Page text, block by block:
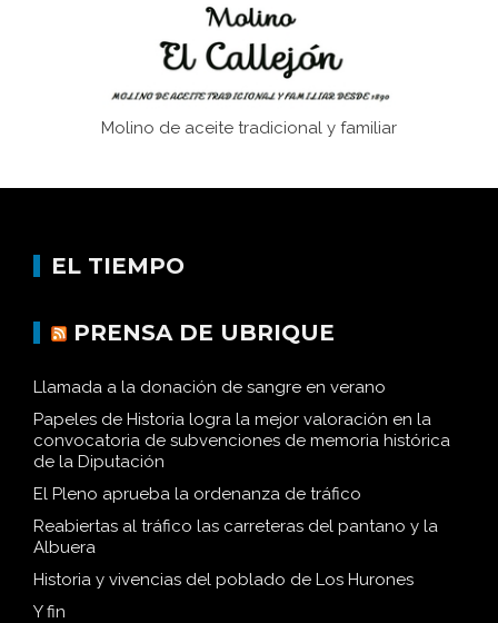
Molino de aceite tradicional y familiar
EL TIEMPO
PRENSA DE UBRIQUE
Llamada a la donación de sangre en verano
Papeles de Historia logra la mejor valoración en la
convocatoria de subvenciones de memoria histórica
de la Diputación
El Pleno aprueba la ordenanza de tráfico
Reabiertas al tráfico las carreteras del pantano y la
Albuera
Historia y vivencias del poblado de Los Hurones
Y fin